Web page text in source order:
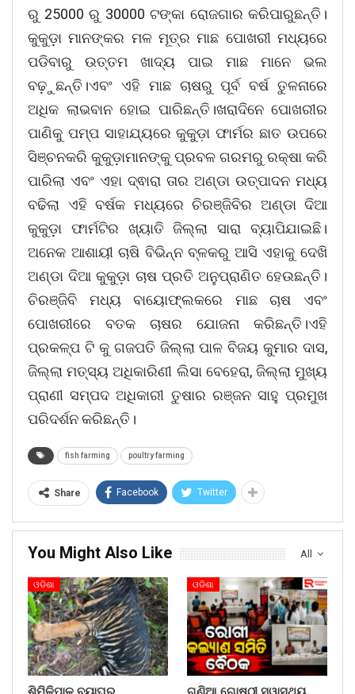
ରୁ 25000 ରୁ 30000 ଟଙ୍କା ରୋଜଗାର କରିପାରୁଛନ୍ତି।
କୁକୁଡ଼ା ମାନଙ୍କର ମଳ ମୂତ୍ର ମାଛ ପୋଖରୀ ମଧ୍ୟରେ
ପଡିବାରୁ ଉତ୍ତମ ଖାଦ୍ୟ ପାଇ ମାଛ ମାନେ ଭଲ
ବଢ଼ୁଛନ୍ତି।ଏବଂ ଏହି ମାଛ ଚାଷରୁ ପୂର୍ବ ବର୍ଷ ତୁଳନାରେ
ଅଧିକ ଲାଭବାନ ହୋଇ ପାରିଛନ୍ତି।ଖରାଦିନେ ପୋଖରୀର
ପାଣିକୁ ପମ୍ପ ସାହାଯ୍ୟରେ କୁକୁଡ଼ା ଫାର୍ମର ଛାତ ଉପରେ
ସିଞ୍ଚନକରି କୁକୁଡ଼ାମାନଙ୍କୁ ପ୍ରବଳ ଗରମରୁ ରକ୍ଷା କରି
ପାରିଲା ଏବଂ ଏହା ଦ୍ଵାରା ତାର ଅଣ୍ଡା ଉତ୍ପାଦନ ମଧ୍ୟ
ବଢିଲା ଏହି ବର୍ଷକ ମଧ୍ୟରେ ଚିରଞ୍ଜିବିର ଅଣ୍ଡା ଦିଆ
କୁକୁଡ଼ା ଫାର୍ମଟିର ଖ୍ୟାତି ଜିଲ୍ଲା ସାରା ବ୍ୟାପିଯାଇଛି।
ଅନେକ ଆଶାୟୀ ଚାଷି ବିଭିନ୍ନ ବ୍ଳକରୁ ଆସି ଏହାକୁ ଦେଖି
ଅଣ୍ଡା ଦିଆ କୁକୁଡ଼ା ଚାଷ ପ୍ରତି ଅନୁପ୍ରାଣିତ ହେଉଛନ୍ତି।
ଚିରଞ୍ଜିବି ମଧ୍ୟ ବାୟୋଫ୍ଲକରେ ମାଛ ଚାଷ ଏବଂ
ପୋଖରୀରେ ବତକ ଚାଷର ଯୋଜନା କରିଛନ୍ତି।ଏହି
ପ୍ରକଳ୍ପ ଟି କୁ ଗଜପତି ଜିଲ୍ଲା ପାଳ ବିଜୟ କୁମାର ଦାସ,
ଜିଲ୍ଲା ମତ୍ସ୍ୟ ଅଧିକାରିଣୀ ଲିସା ବେହେରା, ଜିଲ୍ଲା ମୁଖ୍ୟ
ପ୍ରାଣୀ ସମ୍ପଦ ଅଧିକାରୀ ତୁଷାର ରଞ୍ଜନ ସାହୁ ପ୍ରମୁଖ
ପରିଦର୍ଶନ କରିଛନ୍ତି।
fish farming poultry farming
Share Facebook Twitter
All
You Might Also Like
ଓଡିଶା ଓଡିଶା